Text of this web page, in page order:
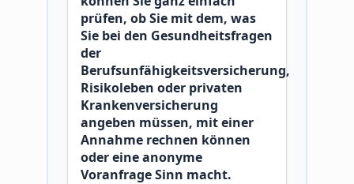
prüfen, ob Sie mit dem, was
Sie bei den Gesundheitsfragen
der
Berufsunfähigkeitsversicherung,
Risikoleben oder privaten
Krankenversicherung
angeben müssen, mit einer
Annahme rechnen können
oder eine anonyme
Voranfrage Sinn macht.